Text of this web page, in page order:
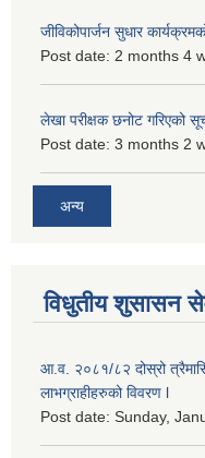
जीविकोपार्जन सुधार
Post date: 2 months 4
लेखा परीक्षक छनोट गरिएको
Post date: 3 months 2
अन्य
विधुतीय शुसासन
आ.व. २०८१/८२ दोस्रो
लाभग्राहीहरुको विवरण l
Post date: Sunday,